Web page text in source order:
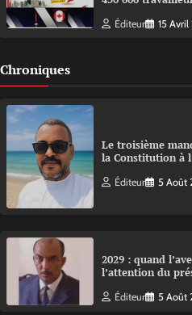
Éditeur 15
Chroniques
Le troisième
la Constitution à
Éditeur 5 Août
2029 : quand
l’attention du
Éditeur 5 Août